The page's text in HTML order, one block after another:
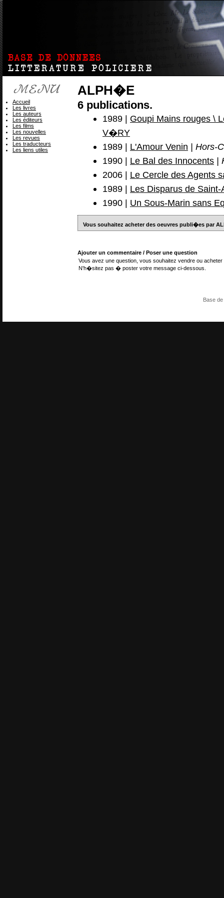
ALPH�E
6 publications.
1989 | Goupi Mains rouges \
V�RY
1989 | L'Amour Venin | Hors-
1990 | Le Bal des Innocents |
2006 | Le Cercle des Agents
1989 | Les Disparus de Saint-
1990 | Un Sous-Marin sans
Vous souhaitez acheter des oeuvres publi�es par
Ajouter un commentaire / Poser une question
Vous avez une question, vous souhaitez vendre ou
N'h�sitez pas � poster votre message ci-dessous.
Accueil
Les livres
Les auteurs
Les éditeurs
Les films
Les nouvelles
Les revues
Les traducteurs
Les liens utiles
Base